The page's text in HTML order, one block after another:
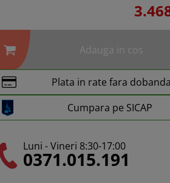
Adauga in cos
Plata in rate fara dobanda
Cumpara pe SICAP
Luni - Vineri 8:30-17:00
0371.015.191